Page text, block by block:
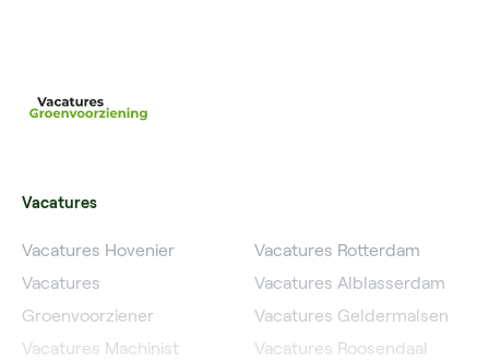
Vacatures
Vacatures Hovenier
Vacatures
Groenvoorziener
Vacatures Machinist
Vacatures Rotterdam
Vacatures Alblasserdam
Vacatures Geldermalsen
Vacatures Roosendaal